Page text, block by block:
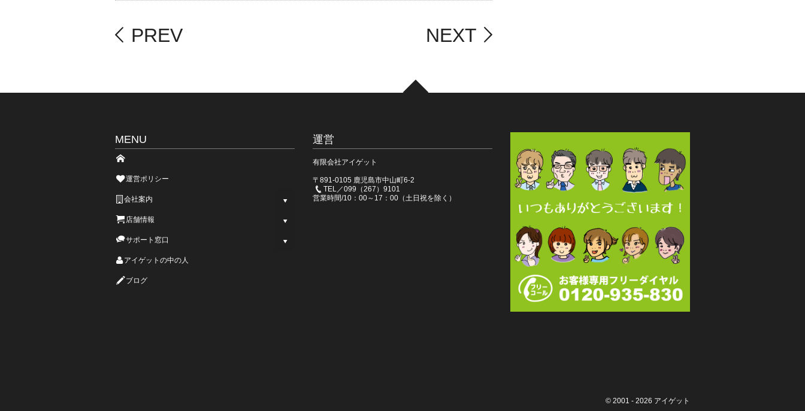
PREV NEXT
MENU
運営ポリシー
会社案内
店舗情報
サポート窓口
アイゲットの中の人
ブログ
運営
有限会社アイゲット
〒891-0105 鹿児島市中山町6-2
TEL／099（267）9101
営業時間/10：00～17：00（土日祝を除く）
© 2001 - 2026 アイゲット